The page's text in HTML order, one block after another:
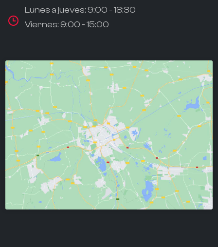
Lunes a jueves: 9:00 - 18:30
Viernes: 9:00 - 15:00